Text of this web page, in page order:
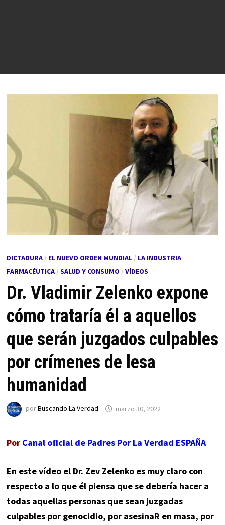
DICTADURA/ EL NUEVO ORDEN MUNDIAL/ LA INDUSTRIA
FARMACÉUTICA/ SALUD Y CONSUMO / VÍDEOS
Dr. Vladimir Zelenko expone
cómo trataría él a aquellos
que serán juzgados culpables
por crímenes de lesa
humanidad
porBuscando La Verdad marzo 30, 2022
Por Canal oficial de Padres Por La Verdad ESPAÑA
En este vídeo el Dr. Zev Zelenko es muy claro con
respecto a lo que él piensa que se debería hacer a
todas aquellas personas que sean juzgadas
culpables por genocidio, por asesinaR en masa, por